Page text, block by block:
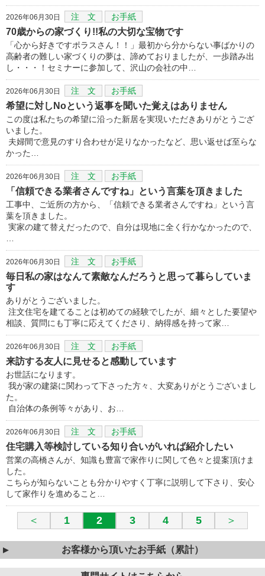
2026年06月30日 注 文 お手紙
70歳からの家づくり!!私の大切な宝物です
「心から好きですポラスさん！！」最初から分からない事ばかりの
高齢者の難しい家づくりの夢は、諦めておりましたが、一歩踏み出
し・・・！セミナーに参加して、沢山の会社の中…
2026年06月30日 注 文 お手紙
希望に対しNoという返事を聞いた覚えはありません
この度は私たちの希望に沿った新居を実現いただきありがとうござ
いました。
夫婦間で意見のすり合わせが足りなかったなど、思い返せば至らな
かった…
2026年06月30日 注 文 お手紙
「信頼できる業者さんですね」という言葉を頂きました
工事中、ご近所の方から、「信頼できる業者さんですね」という言
葉を頂きました。
実家の建て替えだったので、自分は現地に全く行かなかったので、
2026年06月30日 注 文 お手紙
毎日私の家はなんて素敵なんだろうと思って暮らしていま
す
ありがとうございました。
注文住宅を建てることは初めての経験でしたが、細々とした要望や
相談、質問にも丁寧に応えてくださり、納得感を持って家…
2026年06月30日 注 文 お手紙
来訪する友人に見せると感動しています
お世話になります。
我が家の建築に関わって下さった方々、大変ありがとうございまし
た。
自治体の条例等々があり、お…
2026年06月30日 注 文 お手紙
住宅購入等検討している知り合いがいれば紹介したい
営業の高橋さんが、知識も豊富で家作りに関して色々と提案頂けま
した。
こちらが知らないことも分かりやすく丁寧に説明して下さり、安心
して家作りを進めること…
＜ 1 2 3 4 5 ＞
お客様から頂いたお手紙（累計）